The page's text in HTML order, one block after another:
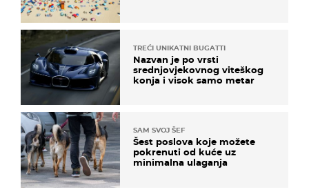
TREĆI UNIKATNI BUGATTI
Nazvan je po vrsti
srednjovjekovnog viteškog
konja i visok samo metar
SAM SVOJ ŠEF
Šest poslova koje možete
pokrenuti od kuće uz
minimalna ulaganja